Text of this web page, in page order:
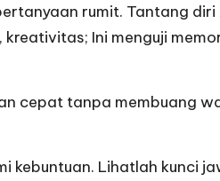
rumit. Tantang
Ini menguji
cepat tanpa membuang
kebuntuan. Lihatlah kunci